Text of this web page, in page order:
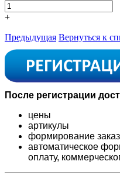
+
Предыдущая Вернуться к
После регистрации
цены
артикулы
формирование
автоматическое
оплату,